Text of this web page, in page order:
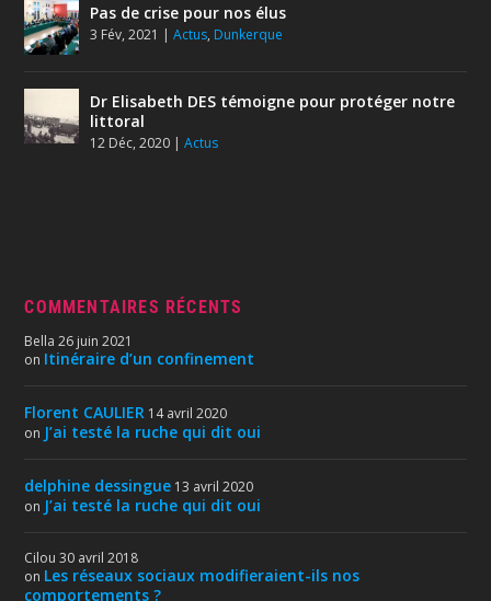
Pas de crise pour nos élus
3 Fév, 2021 |Actus, Dunkerque
Dr Elisabeth DES témoigne pour protéger notre
littoral
12 Déc, 2020 |Actus
COMMENTAIRES RÉCENTS
Bella 26 juin 2021
on Itinéraire d’un confinement
Florent CAULIER 14 avril 2020
on J’ai testé la ruche qui dit oui
delphine dessingue 13 avril 2020
on J’ai testé la ruche qui dit oui
Cilou 30 avril 2018
on Les réseaux sociaux modifieraient-ils nos
comportements ?